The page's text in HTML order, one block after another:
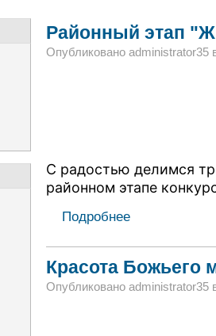
Районный этап
Опубликовано administrator35
С радостью делимся
районном этапе
Подробнее
Красота Божьего
Опубликовано administrator35